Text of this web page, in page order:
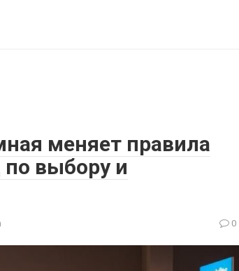
меняет правила
выбору и
0